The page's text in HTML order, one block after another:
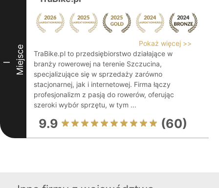
I Miejsce
Pokaż więcej >>
TraBike.pl to przedsiębiorstwo działające w
branży rowerowej na terenie Szczucina,
specjalizujące się w sprzedaży zarówno
stacjonarnej, jak i internetowej. Firma łączy
profesjonalizm z pasją do rowerów, oferując
szeroki wybór sprzętu, w tym ...
9.9 (60)